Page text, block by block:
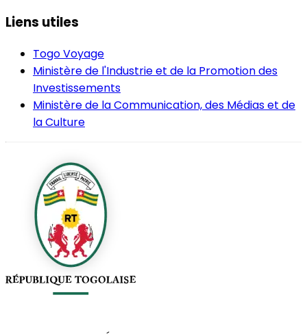
Liens utiles
Togo Voyage
Ministère de l'Industrie et de la Promotion des
Investissements
Ministère de la Communication, des Médias et de
la Culture